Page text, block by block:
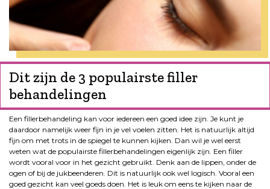
Dit zijn de 3 populairste filler
behandelingen
Een fillerbehandeling kan voor iedereen een goed idee zijn. Je kunt je
daardoor namelijk weer fijn in je vel voelen zitten. Het is natuurlijk altijd
fijn om met trots in de spiegel te kunnen kijken. Dan wil je wel eerst
weten wat de populairste fillerbehandelingen eigenlijk zijn. Een filler
wordt vooral voor in het gezicht gebruikt. Denk aan de lippen, onder de
ogen of bij de jukbeenderen. Dit is natuurlijk ook wel logisch. Vooral een
goed gezicht kan veel goeds doen. Het is leuk om eens te kijken naar de